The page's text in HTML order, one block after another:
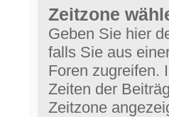
Zeitzone
Geben Sie hier
falls Sie aus
Foren zugreifen.
Zeiten der
Zeitzone